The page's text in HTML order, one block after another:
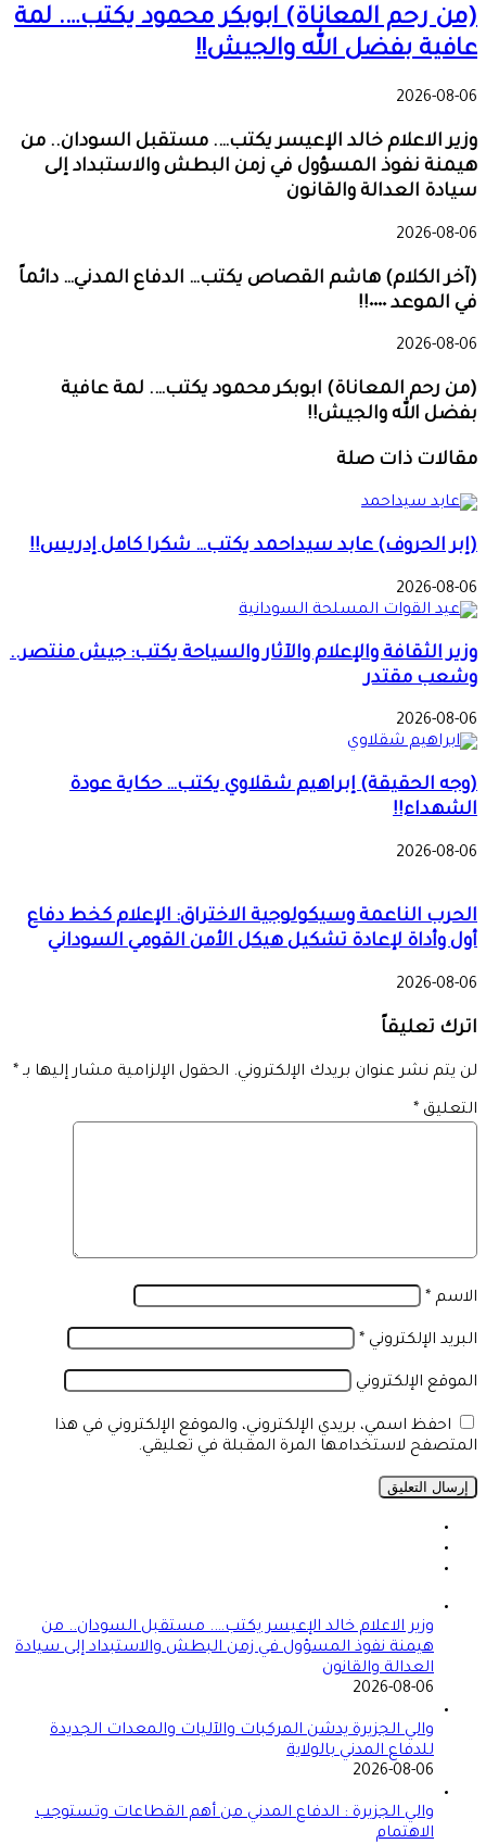
(من رحم المعاناة) ابوبكر محمود يكتب…. لمة
عافية بفضل الله والجيش!!
2026-08-06
وزير الاعلام خالد الإعيسر يكتب…. مستقبل السودان.. من
هيمنة نفوذ المسؤول في زمن البطش والاستبداد إلى
سيادة العدالة والقانون
2026-08-06
(آخر الكلام) هاشم القصاص يكتب… الدفاع المدني… دائماً
في الموعد ٠٠٠٠!!
2026-08-06
(من رحم المعاناة) ابوبكر محمود يكتب…. لمة عافية
بفضل الله والجيش!!
مقالات ذات صلة
(إبر الحروف) عابد سيداحمد يكتب… شكرا كامل إدريس!!
2026-08-06
وزير الثقافة والإعلام والآثار والسياحة يكتب: جيش منتصر..
وشعب مقتدر
2026-08-06
(وجه الحقيقة) إبراهيم شقلاوي يكتب… حكاية عودة
الشهداء!!
2026-08-06
الحرب الناعمة وسيكولوجية الاختراق: الإعلام كخط دفاع
أول وأداة لإعادة تشكيل هيكل الأمن القومي السوداني
2026-08-06
اترك تعليقاً
لن يتم نشر عنوان بريدك الإلكتروني. الحقول الإلزامية مشار إليها بـ *
التعليق *
الاسم *
البريد الإلكتروني *
الموقع الإلكتروني
احفظ اسمي، بريدي الإلكتروني، والموقع الإلكتروني في هذا
المتصفح لاستخدامها المرة المقبلة في تعليقي.
وزير الاعلام خالد الإعيسر يكتب…. مستقبل السودان.. من
هيمنة نفوذ المسؤول في زمن البطش والاستبداد إلى سيادة
العدالة والقانون
2026-08-06
والي الجزيرة يدشن المركبات والآليات والمعدات الجديدة
للدفاع المدني بالولاية
2026-08-06
والي الجزيرة : الدفاع المدني من أهم القطاعات وتستوجب
الاهتمام